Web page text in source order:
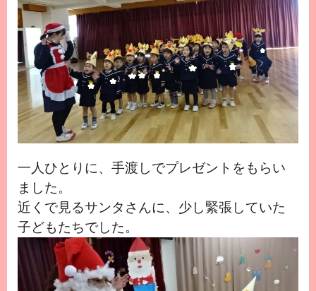
一人ひとりに、手渡しでプレゼントをもらい
ました。
近くで見るサンタさんに、少し緊張していた
子どもたちでした。